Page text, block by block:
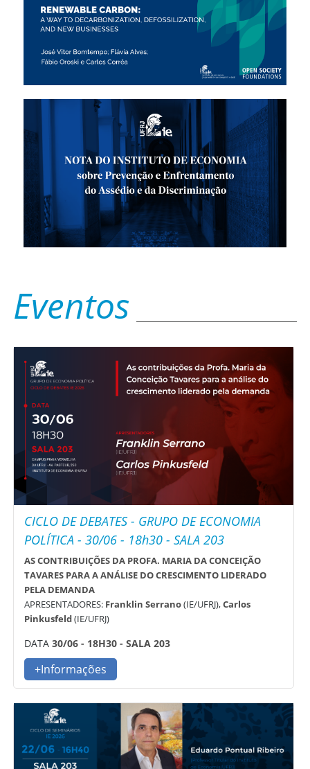
Eventos
CICLO DE DEBATES - GRUPO DE ECONOMIA
POLÍTICA - 30/06 - 18h30 - SALA 203
AS CONTRIBUIÇÕES DA PROFA. MARIA DA CONCEIÇÃO
TAVARES PARA A ANÁLISE DO CRESCIMENTO LIDERADO
PELA DEMANDA
APRESENTADORES: Franklin Serrano(IE/UFRJ),Carlos
Pinkusfeld(IE/UFRJ)
DATA30/06 - 18H30 - SALA 203
+Informações